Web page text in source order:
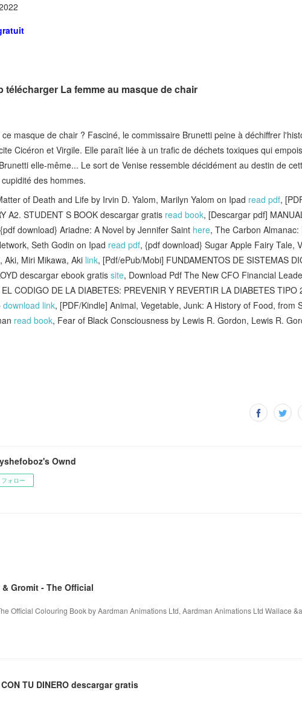
télécharger La femme au masque de chair
masque de chair ? Fasciné, le commissaire Brunetti peine à déchiffrer
Cicéron et Virgile. Elle paraît liée à un trafic de déchets toxiques qui
elle-même... Le sort de Venise ressemble décidément au destin de
des hommes.
of Death and Life by Irvin D. Yalom, Marilyn Yalom on Ipad read pdf,
A2. STUDENT S BOOK descargar gratis read book, [Descargar pdf]
download} Ariadne: A Novel by Jennifer Saint here, The Carbon
Seth Godin on Ipad read pdf, {pdf download} Sugar Apple Fairy Tale,
Aki, Miri Mikawa, Aki link, [Pdf/ePub/Mobi] FUNDAMENTOS DE SISTEMAS
descargar ebook gratissite, Download Pdf The New CFO Financial
EL CODIGO DE LA DIABETES: PREVENIR Y REVERTIR LA DIABETES TIPO
download link, [PDF/Kindle] Animal, Vegetable, Junk: A History of Food, from
read book, Fear of Black Consciousness by Lewis R. Gordon, Lewis R.
Ownd
フォロー
Gromit - The Official
Official Colouring Book by Aardman Animations Ltd, Aardman Animations Ltd Wallace
TU DINERO descargar gratis